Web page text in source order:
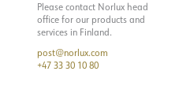
Please contact Norlux head
office for our products and
services in Finland.
post@norlux.com
+47 33 30 10 80